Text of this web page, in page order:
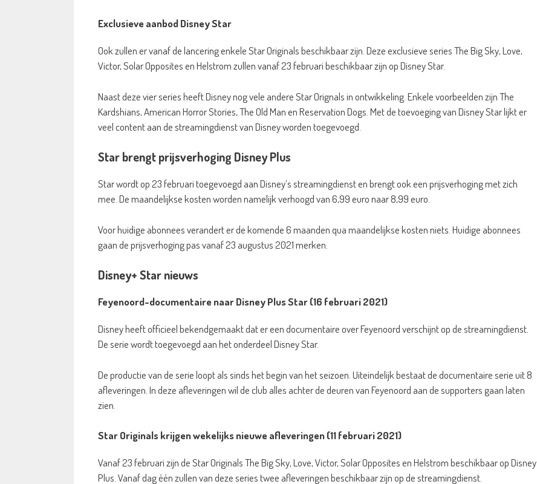
Exclusieve aanbod Disney Star
Ook zullen er vanaf de lancering enkele Star Originals beschikbaar zijn. Deze exclusieve series The Big Sky, Love,
Victor, Solar Opposites en Helstrom zullen vanaf 23 februari beschikbaar zijn op Disney Star.
Naast deze vier series heeft Disney nog vele andere Star Orignals in ontwikkeling. Enkele voorbeelden zijn The
Kardshians, American Horror Stories, The Old Man en Reservation Dogs. Met de toevoeging van Disney Star lijkt er
veel content aan de streamingdienst van Disney worden toegevoegd.
Star brengt prijsverhoging Disney Plus
Star wordt op 23 februari toegevoegd aan Disney’s streamingdienst en brengt ook een prijsverhoging met zich
mee. De maandelijkse kosten worden namelijk verhoogd van 6,99 euro naar 8,99 euro.
Voor huidige abonnees verandert er de komende 6 maanden qua maandelijkse kosten niets. Huidige abonnees
gaan de prijsverhoging pas vanaf 23 augustus 2021 merken.
Disney+ Star nieuws
Feyenoord-documentaire naar Disney Plus Star (16 februari 2021)
Disney heeft officieel bekendgemaakt dat er een documentaire over Feyenoord verschijnt op de streamingdienst.
De serie wordt toegevoegd aan het onderdeel Disney Star.
De productie van de serie loopt als sinds het begin van het seizoen. Uiteindelijk bestaat de documentaire serie uit 8
afleveringen. In deze afleveringen wil de club alles achter de deuren van Feyenoord aan de supporters gaan laten
zien.
Star Originals krijgen wekelijks nieuwe afleveringen (11 februari 2021)
Vanaf 23 februari zijn de Star Originals The Big Sky, Love, Victor, Solar Opposites en Helstrom beschikbaar op Disney
Plus. Vanaf dag één zullen van deze series twee afleveringen beschikbaar zijn op de streamingdienst.